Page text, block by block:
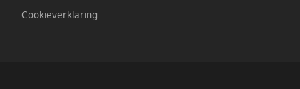
Cookieverklaring